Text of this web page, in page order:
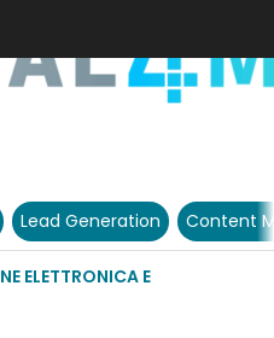
Lead Generation Content
ELETTRONICA E